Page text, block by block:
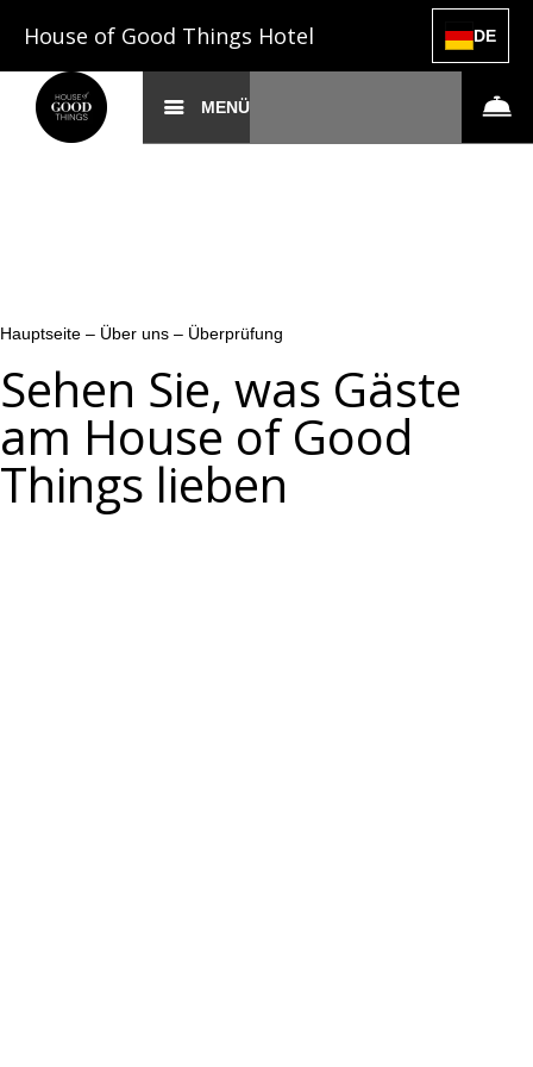
House of Good Things Hotel DE
MENÜ
Hauptseite – Über uns – Überprüfung
Sehen Sie, was Gäste
am House of Good
Things lieben